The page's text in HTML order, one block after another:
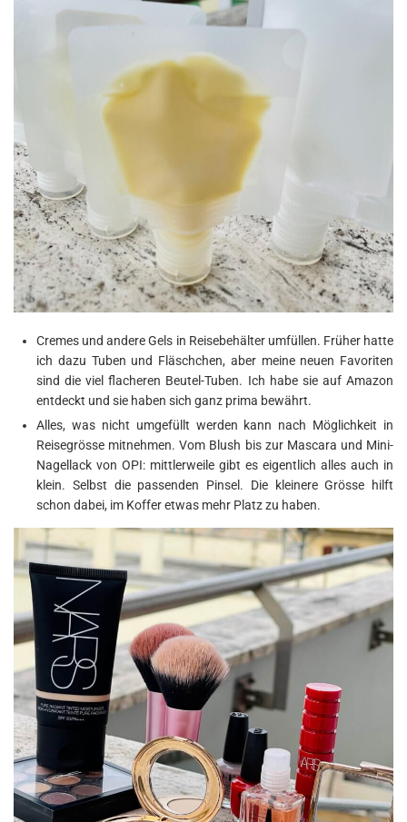
Cremes und andere Gels in Reisebehälter umfüllen. Früher hatte
ich dazu Tuben und Fläschchen, aber meine neuen Favoriten
sind die viel flacheren Beutel-Tuben. Ich habe sie auf Amazon
entdeckt und sie haben sich ganz prima bewährt.
Alles, was nicht umgefüllt werden kann nach Möglichkeit in
Reisegrösse mitnehmen. Vom Blush bis zur Mascara und Mini-
Nagellack von OPI: mittlerweile gibt es eigentlich alles auch in
klein. Selbst die passenden Pinsel. Die kleinere Grösse hilft
schon dabei, im Koffer etwas mehr Platz zu haben.